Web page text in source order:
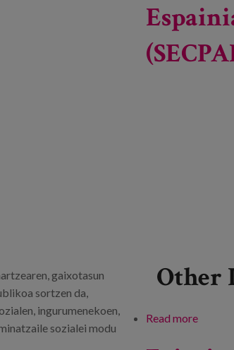
gaixotasun
sortzen da,
ingurumenekoen,
sozialei modu
Other
Read more